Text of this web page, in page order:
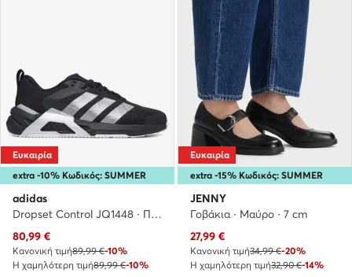
extra -10% Κωδικός: SUMMER
Ευκαιρία
adidas
Dropset Control JQ1448 · Παπούτσια για Γυμναστήριο
Τρέχουσα τιμή
80,99 €
Κανονική τιμή89,99 €-10%
Η χαμηλότερη τιμή89,99 €-10%
extra -15% Κωδικός: SUMMER
Ευκαιρία
JENNY
Γοβάκια · Μαύρο · 7 cm
Τρέχουσα τιμή
27,99 €
Κανονική τιμή34,99 €-20%
Η χαμηλότερη τιμή32,90 €-14%